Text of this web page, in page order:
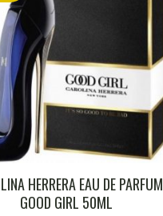
HERRERA EAU DE PARFUM
GOOD GIRL 50ML